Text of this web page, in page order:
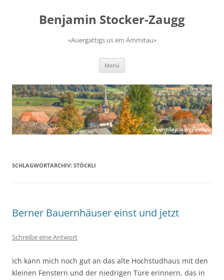
springenBenjamin Stocker-Zaugg
«Auergattigs us em Ämmitau»
Menü
SCHLAGWORTARCHIV: STÖCKLI
Berner Bauernhäuser einst und jetzt
Schreibe eine Antwort
Ich kann mich noch gut an das alte Hochstudhaus mit den
kleinen Fenstern und der niedrigen Türe erinnern, das in